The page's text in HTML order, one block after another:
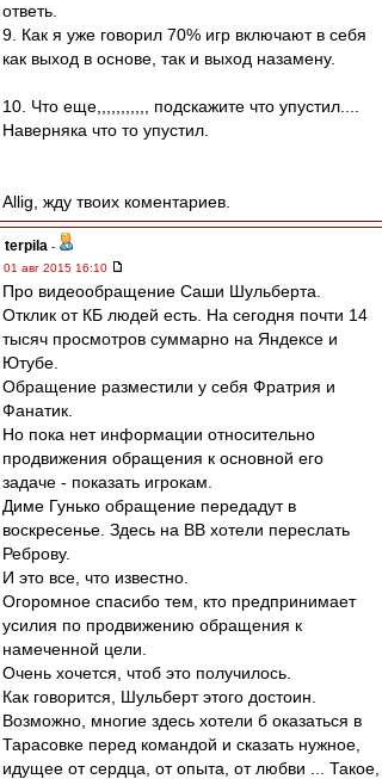
ответь.
9. Как я уже говорил 70% игр включают в себя
как выход в основе, так и выход назамену.
10. Что еще,,,,,,,,,,, подскажите что упустил....
Наверняка что то упустил.
Allig, жду твоих коментариев.
terpila -
01 авг 2015 16:10
Про видеообращение Саши Шульберта.
Отклик от КБ людей есть. На сегодня почти 14
тысяч просмотров суммарно на Яндексе и
Ютубе.
Обращение разместили у себя Фратрия и
Фанатик.
Но пока нет информации относительно
продвижения обращения к основной его
задаче - показать игрокам.
Диме Гунько обращение передадут в
воскресенье. Здесь на ВВ хотели переслать
Реброву.
И это все, что известно.
Огоромное спасибо тем, кто предпринимает
усилия по продвижению обращения к
намеченной цели.
Очень хочется, чтоб это получилось.
Как говорится, Шульберт этого достоин.
Возможно, многие здесь хотели б оказаться в
Тарасовке перед командой и сказать нужное,
идущее от сердца, от опыта, от любви ... Такое,